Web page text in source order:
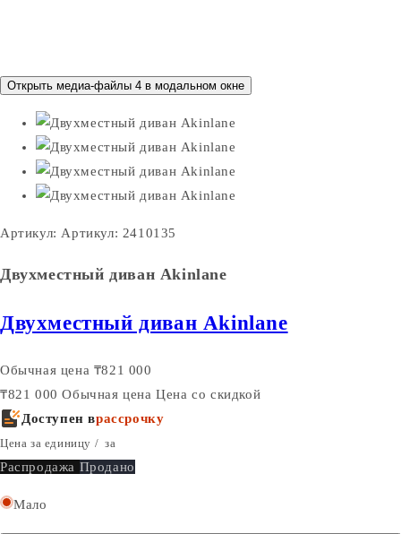
Открыть медиа-файлы 4 в модальном окне
Артикул: Артикул: 2410135
Двухместный диван Akinlane
Двухместный диван Akinlane
Обычная цена ₸821 000
₸821 000Обычная цена Цена со скидкой
Доступен врассрочку
Цена за единицу / за
Распродажа Продано
Мало